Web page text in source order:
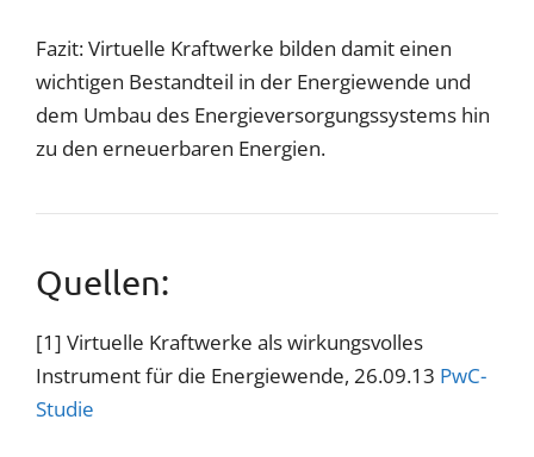
Fazit: Virtuelle Kraftwerke bilden damit einen
wichtigen Bestandteil in der Energiewende und
dem Umbau des Energieversorgungssystems hin
zu den erneuerbaren Energien.
Quellen:
[1] Virtuelle Kraftwerke als wirkungsvolles
Instrument für die Energiewende, 26.09.13 PwC-
Studie